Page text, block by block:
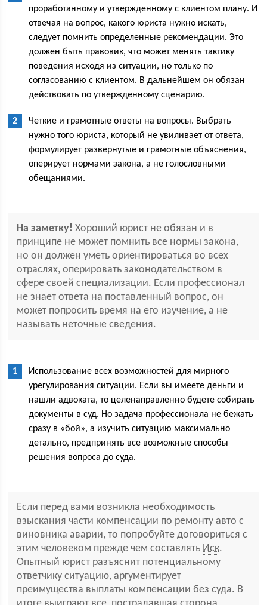
проработанному и утвержденному с клиентом плану. И
отвечая на вопрос, какого юриста нужно искать,
следует помнить определенные рекомендации. Это
должен быть правовик, что может менять тактику
поведения исходя из ситуации, но только по
согласованию с клиентом. В дальнейшем он обязан
действовать по утвержденному сценарию.
Четкие и грамотные ответы на вопросы. Выбрать
нужно того юриста, который не увиливает от ответа,
формулирует развернутые и грамотные объяснения,
оперирует нормами закона, а не голословными
обещаниями.
На заметку! Хороший юрист не обязан и в
принципе не может помнить все нормы закона,
но он должен уметь ориентироваться во всех
отраслях, оперировать законодательством в
сфере своей специализации. Если профессионал
не знает ответа на поставленный вопрос, он
может попросить время на его изучение, а не
называть неточные сведения.
Использование всех возможностей для мирного
урегулирования ситуации. Если вы имеете деньги и
нашли адвоката, то целенаправленно будете собирать
документы в суд. Но задача профессионала не бежать
сразу в «бой», а изучить ситуацию максимально
детально, предпринять все возможные способы
решения вопроса до суда.
Если перед вами возникла необходимость
взыскания части компенсации по ремонту авто с
виновника аварии, то попробуйте договориться с
этим человеком прежде чем составлять Иск.
Опытный юрист разъяснит потенциальному
ответчику ситуацию, аргументирует
преимущества выплаты компенсации без суда. В